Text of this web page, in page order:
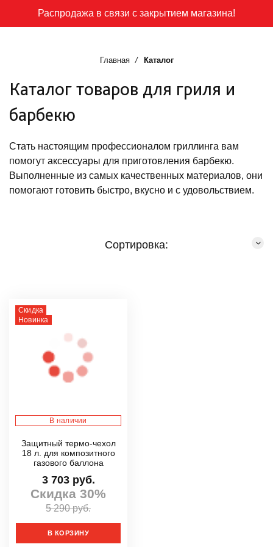
Распродажа в связи с закрытием магазина!
Главная Каталог
Каталог товаров для гриля и
барбекю
Стать настоящим профессионалом гриллинга вам
помогут аксессуары для приготовления барбекю.
Выполненные из самых качественных материалов, они
помогают готовить быстро, вкусно и с удовольствием.
Сортировка:
Скидка
Новинка
В наличии
Защитный термо-чехол
18 л. для композитного
газового баллона
3 703 руб.
Скидка 30%
5 290 руб.
В КОРЗИНУ